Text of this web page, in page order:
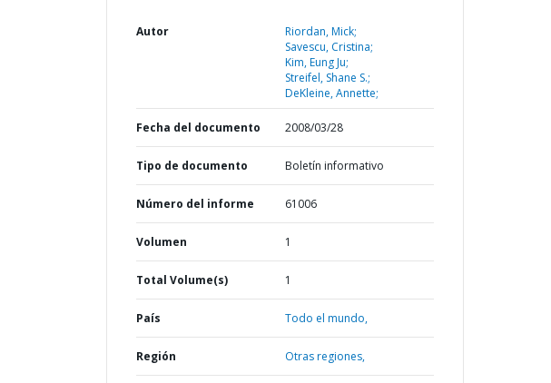
Autor
Riordan, Mick;
Savescu, Cristina;
Kim, Eung Ju;
Streifel, Shane S.;
DeKleine, Annette;
Fecha del documento 2008/03/28
Tipo de documento Boletín informativo
Número del informe 61006
Volumen 1
Total Volume(s) 1
País Todo el mundo,
Región Otras regiones,